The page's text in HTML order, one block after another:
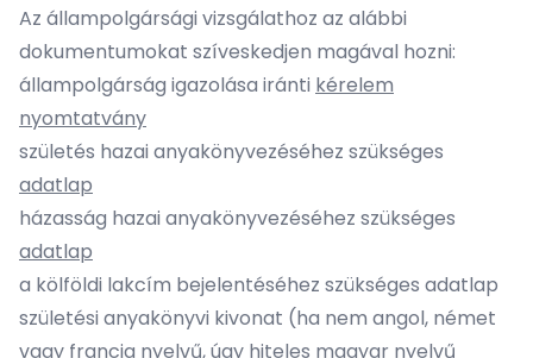
Az állampolgársági vizsgálathoz az alábbi
dokumentumokat szíveskedjen magával hozni:
állampolgárság igazolása iránti kérelem
nyomtatvány
születés hazai anyakönyvezéséhez szükséges
adatlap
házasság hazai anyakönyvezéséhez szükséges
adatlap
a kölföldi lakcím bejelentéséhez szükséges adatlap
születési anyakönyvi kivonat (ha nem angol, német
vagy francia nyelvű, úgy hiteles magyar nyelvű